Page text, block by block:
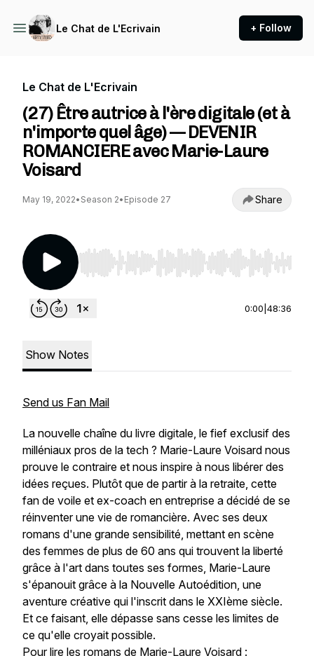
Le Chat de L'Ecrivain + Follow
Le Chat de L'Ecrivain
(27) Être autrice à l'ère digitale (et à
n'importe quel âge) — DEVENIR
ROMANCIERE avec Marie-Laure
Voisard
May 19, 2022• Season 2• Episode 27 Share
Use Left/Right to seek, Home/End to jump to
0:00 48:36
Show Notes
Send us Fan Mail
La nouvelle chaîne du livre digitale, le fief exclusif des
milléniaux pros de la tech ? Marie-Laure Voisard nous
prouve le contraire et nous inspire à nous libérer des
idées reçues. Plutôt que de partir à la retraite, cette
fan de voile et ex-coach en entreprise a décidé de se
réinventer une vie de romancière. Avec ses deux
romans d'une grande sensibilité, mettant en scène
des femmes de plus de 60 ans qui trouvent la liberté
grâce à l'art dans toutes ses formes, Marie-Laure
s'épanouit grâce à la Nouvelle Autoédition, une
aventure créative qui l'inscrit dans le XXIème siècle.
Et ce faisant, elle dépasse sans cesse les limites de
ce qu'elle croyait possible.
Pour lire les romans de Marie-Laure Voisard :